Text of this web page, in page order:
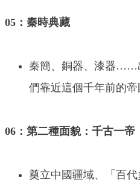
05：秦時典藏
秦簡、銅器、漆器……
們靠近這個千年前的帝
06：第二種面貌：千古一帝
奠立中國疆域、「百